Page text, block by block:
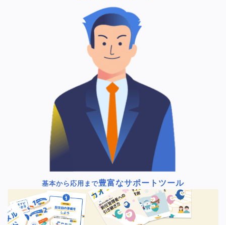
基本から応用まで豊富なサポートツール